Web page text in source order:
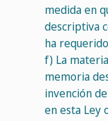
medida en
descriptiva
ha
f) La
memoria
invención
en esta Ley